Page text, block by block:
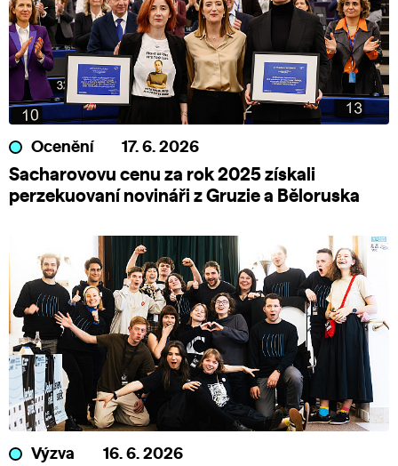
Ocenění 17. 6. 2026
Sacharovovu cenu za rok 2025 získali
perzekuovaní novináři z Gruzie a Běloruska
Výzva 16. 6. 2026